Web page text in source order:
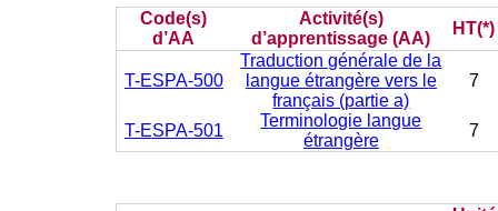
Code(s)
d’AA
Activité(s)
d’apprentissage (AA)
HT(*)
T-ESPA-500
Traduction générale de la
langue étrangère vers le
français (partie a)
7
T-ESPA-501
Terminologie langue
étrangère
7